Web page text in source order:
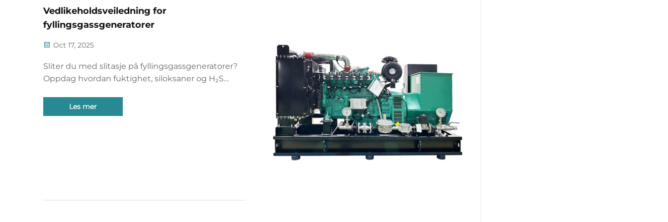
Vedlikeholdsveiledning for
fyllingsgassgeneratorer
Oct 17, 2025
Sliter du med slitasje på fyllingsgassgeneratorer?
Oppdag hvordan fuktighet, siloksaner og H₂S
vedlikeholdsstrategier som reduserer nedetid
med 41 %. Last ned din handlingsorienterte
Les mer